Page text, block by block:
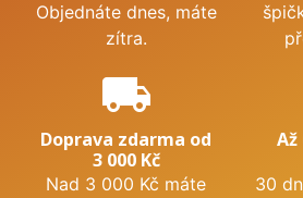
Objednáte dnes, máte
zítra.
local_shipping
Doprava zdarma od
3 000 Kč
Nad 3 000 Kč máte
30